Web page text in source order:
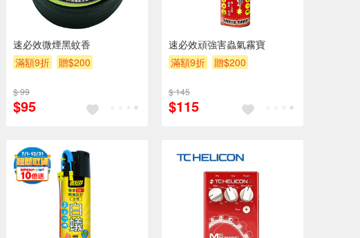
速必效微煙黑蚊香
滿額9折
贈$200
$ 99
$95
速必效頑強害蟲氣霧寶
滿額9折
贈$200
$ 145
$115